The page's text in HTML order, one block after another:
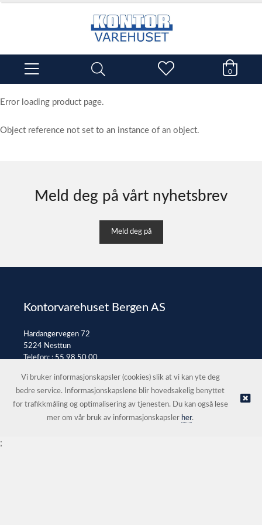
0
Error loading product page.
Object reference not set to an instance of an object.
Meld deg på vårt nyhetsbrev
Meld deg på
Kontorvarehuset Bergen AS
Hardangervegen 72
5224 Nesttun
Telefon: :55 98 50 00
© Kontorvarehuset Bergen AS |Nettbutikk levert av Kréatif
Vi bruker informasjonskapsler (cookies) slik at vi kan yte deg
bedre service. Informasjonskapslene blir hovedsakelig benyttet
for trafikkmåling og optimalisering av tjenesten. Du kan også lese
mer om vår bruk av informasjonskapsler her.
;